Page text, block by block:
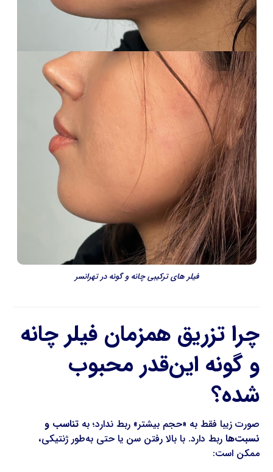
فیلر های ترکیبی چانه و گونه در تهرانسر
چرا تزریق همزمان فیلر چانه
و گونه این‌قدر محبوب
شده؟
صورت زیبا فقط به «حجم بیشتر» ربط ندارد؛ بهتناسب و
نسبت‌ها ربط دارد. با بالا رفتن سن یا حتی به‌طور ژنتیکی،
ممکن است: